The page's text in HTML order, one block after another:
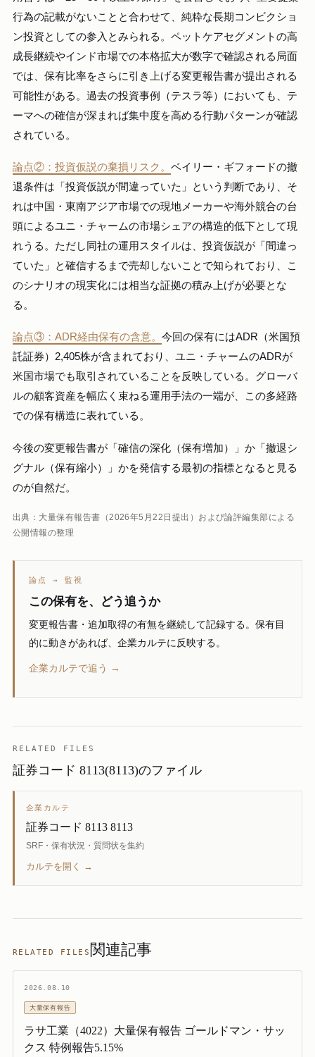
行為の記載がないことと合わせて、純粋な長期コンビクショ
ン投資としての参入とみられる。ペットケアセグメントの高
成長継続やインド市場での本格拡大が数字で確認される局面
では、保有比率をさらに引き上げる変更報告書が提出される
可能性がある。過去の投資事例（テスラ等）においても、テ
ーマへの確信が深まれば集中度を高める行動パターンが確認
されている。
論点②：投資仮説の棄損リスク。 ベイリー・ギフォードの撤
退条件は「投資仮説が間違っていた」という判断であり、そ
れは中国・東南アジア市場での現地メーカーや海外競合の台
頭によるユニ・チャームの市場シェアの構造的低下として現
れうる。ただし同社の運用スタイルは、投資仮説が「間違っ
ていた」と確信するまで売却しないことで知られており、こ
のシナリオの現実化には相当な証拠の積み上げが必要とな
る。
論点③：ADR経由保有の含意。 今回の保有にはADR（米国預
託証券）2,405株が含まれており、ユニ・チャームのADRが
米国市場でも取引されていることを反映している。グローバ
ルの顧客資産を幅広く束ねる運用手法の一端が、この多経路
での保有構造に表れている。
今後の変更報告書が「確信の深化（保有増加）」か「撤退シ
グナル（保有縮小）」かを発信する最初の指標となると見る
のが自然だ。
出典：大量保有報告書（2026年5月22日提出）および論評編集部による
公開情報の整理
論点 → 監視
この保有を、どう追うか
変更報告書・追加取得の有無を継続して記録する。保有目
的に動きがあれば、企業カルテに反映する。
企業カルテで追う →
RELATED FILES
証券コード 8113(8113)のファイル
企業カルテ
証券コード 8113 8113
SRF・保有状況・質問状を集約
カルテを開く →
RELATED FILES 関連記事
2026.08.10
大量保有報告
ラサ工業（4022）大量保有報告 ゴールドマン・サッ
クス 特例報告5.15%